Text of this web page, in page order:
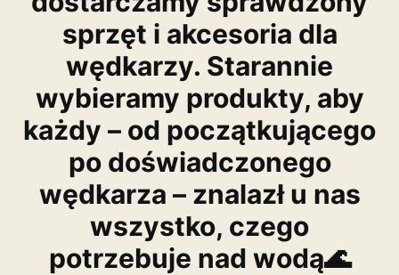
sprzęt i akcesoria dla
wędkarzy. Starannie
wybieramy produkty, aby
każdy – od początkującego
po doświadczonego
wędkarza – znalazł u nas
wszystko, czego
potrzebuje nad wodą🌊